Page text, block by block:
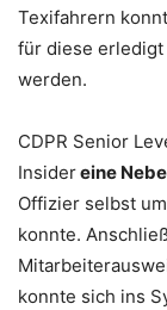
Texifahrern
für diese erledigt
werden.
CDPR Senior
Insidereine
Offizier selbst
konnte.
konnte sich ins